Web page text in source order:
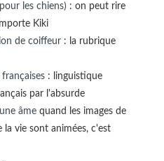
les chiens): on peut rire
Kiki
de coiffeur: la rubrique
: linguistique
par l'absurde
âmequand les images de
la vie sont animées, c'est